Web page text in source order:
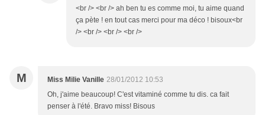
<br /> <br /> ah ben tu es comme moi, tu aime quand
ça pète ! en tout cas merci pour ma déco ! bisoux<br
/> <br /> <br /> <br />
M Miss Milie Vanille 28/01/2012 10:53
Oh, j'aime beaucoup! C'est vitaminé comme tu dis. ca fait
penser à l'été. Bravo miss! Bisous